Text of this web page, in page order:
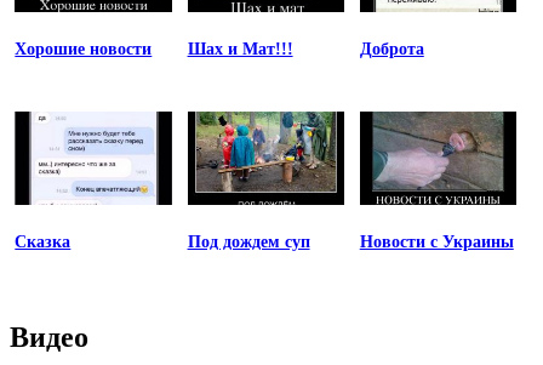
Хорошие новости Шах и Мат!!! Доброта
Сказка Под дождем суп Новости с Украины
Видео